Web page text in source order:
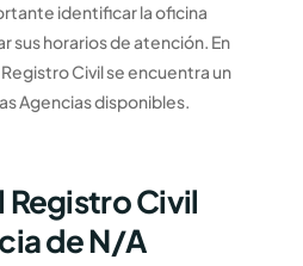
identificar la oficina
sus horarios de atención. En
Civil se encuentra un
Agencias disponibles.
Civil
de N/A